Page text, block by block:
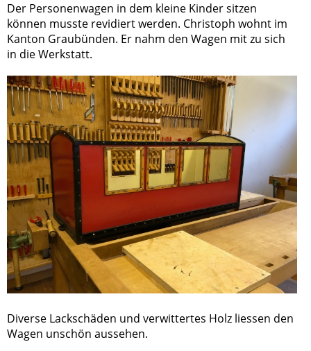
Der Personenwagen in dem kleine Kinder sitzen
können musste revidiert werden. Christoph wohnt im
Kanton Graubünden. Er nahm den Wagen mit zu sich
in die Werkstatt.
Diverse Lackschäden und verwittertes Holz liessen den
Wagen unschön aussehen.